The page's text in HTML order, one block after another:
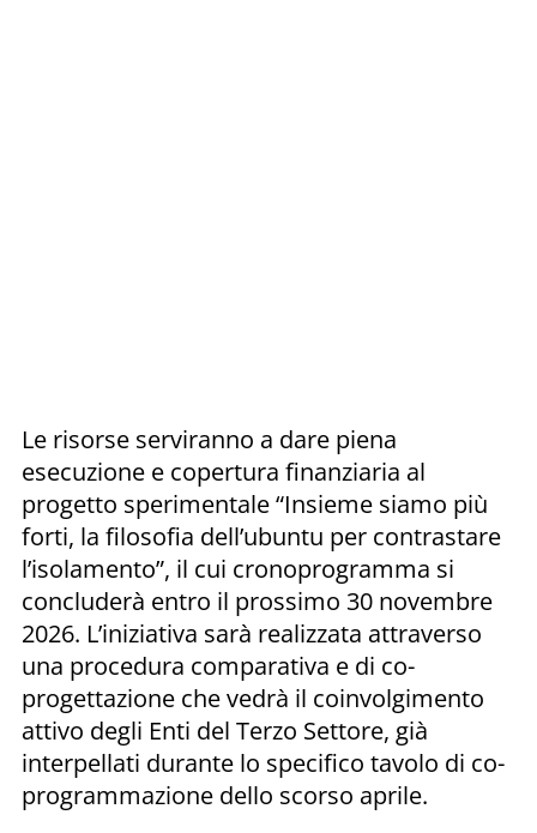
Le risorse serviranno a dare piena
esecuzione e copertura finanziaria al
progetto sperimentale “Insieme siamo più
forti, la filosofia dell’ubuntu per contrastare
l’isolamento”, il cui cronoprogramma si
concluderà entro il prossimo 30 novembre
2026. L’iniziativa sarà realizzata attraverso
una procedura comparativa e di co-
progettazione che vedrà il coinvolgimento
attivo degli Enti del Terzo Settore, già
interpellati durante lo specifico tavolo di co-
programmazione dello scorso aprile.